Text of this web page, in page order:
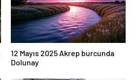
12 Mayıs 2025 Akrep burcunda
Dolunay